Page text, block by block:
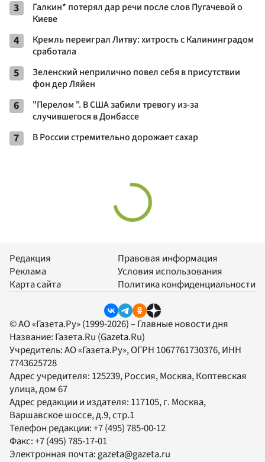
3
Галкин* потерял дар речи после слов Пугачевой о
Киеве
4
Кремль переиграл Литву: хитрость с Калининградом
сработала
5
Зеленский неприлично повел cебя в присутствии
фон дер Ляйен
6
"Перелом ". В США забили тревогу из-за
случившегося в Донбассе
7 В России стремительно дорожает сахар
Редакция
Реклама
Карта сайта
Правовая информация
Условия использования
Политика конфиденциальности
© АО «Газета.Ру» (1999-2026) – Главные новости дня
Название: Газета.Ru (Gazeta.Ru)
Учредитель:АО «Газета.Ру», ОГРН 1067761730376, ИНН
7743625728
Адрес учредителя: 125239, Россия, Москва, Коптевская
улица, дом 67
Адрес редакции и издателя: 117105, г. Москва,
Варшавское шоссе, д.9, стр.1
Телефон редакции:+7 (495) 785-00-12
Факс:+7 (495) 785-17-01
Электронная почта: gazeta@gazeta.ru